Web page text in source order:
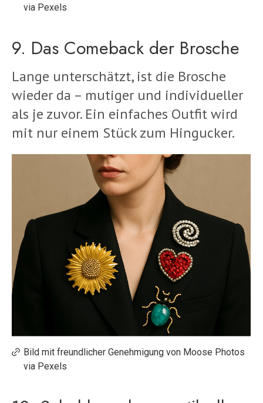
via Pexels
9. Das Comeback der Brosche
Lange unterschätzt, ist die Brosche
wieder da – mutiger und individueller
als je zuvor. Ein einfaches Outfit wird
mit nur einem Stück zum Hingucker.
Bild mit freundlicher Genehmigung von Moose Photos
via Pexels